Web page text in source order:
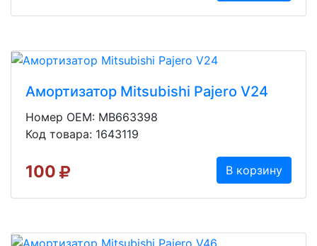
Амортизатор Mitsubishi Pajero V24
Номер OEM: MB663398
Код товара: 1643119
100 В корзину